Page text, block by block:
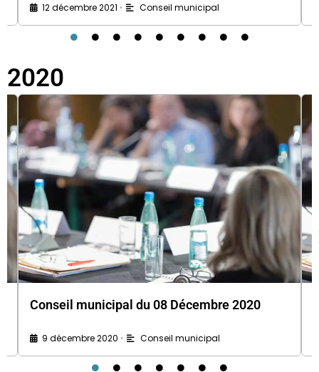
12 décembre 2021 • Conseil municipal
2020
Conseil municipal du 08 Décembre 2020
9 décembre 2020 • Conseil municipal